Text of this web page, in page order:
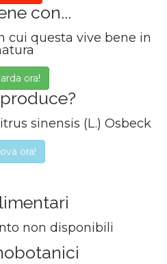
con...
cui questa vive bene in
ora!
sinensis (L.) Osbeck
ora!
non disponibili